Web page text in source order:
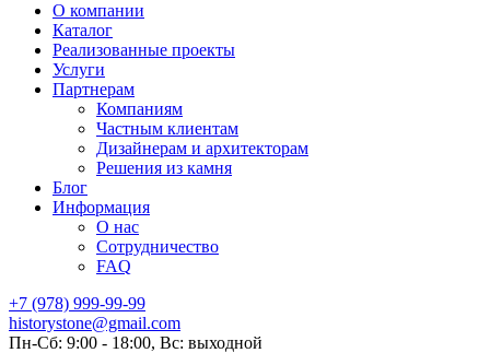
О компании
Каталог
Реализованные проекты
Услуги
Партнерам
Компаниям
Частным клиентам
Дизайнерам и архитекторам
Решения из камня
Блог
Информация
О нас
Сотрудничество
FAQ
+7 (978) 999-99-99
historystone@gmail.com
Пн-Сб: 9:00 - 18:00, Вс: выходной